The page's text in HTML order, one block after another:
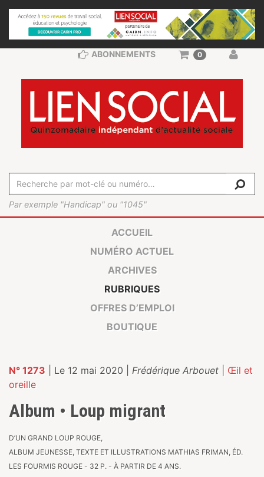
Par exemple "Handicap" ou "1045"
ABONNEMENTS 0
ACCUEIL
NUMÉRO ACTUEL
ARCHIVES
RUBRIQUES
OFFRES D’EMPLOI
BOUTIQUE
N° 1273 | Le 12 mai 2020 | Frédérique Arbouet
Œil et
oreille
Album • Loup migrant
D’UN GRAND LOUP ROUGE,
ALBUM JEUNESSE, TEXTE ET ILLUSTRATIONS MATHIAS FRIMAN, ÉD.
LES FOURMIS ROUGE - 32 P. - À PARTIR DE 4 ANS.